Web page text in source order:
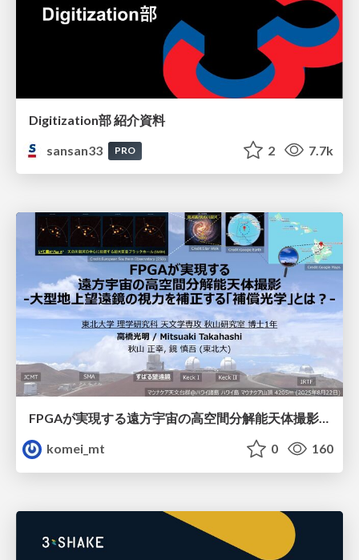
Digitization部 紹介資料
sansan33
PRO 2 7.7k
FPGAが実現する遠方宇宙の高空間分解能天体撮影 -大型地上望遠鏡の視力を補正する「補償光学」とは？-
komei_mt
0 160